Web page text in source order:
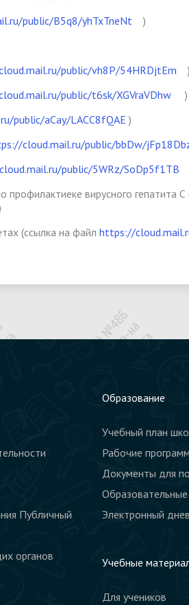
public/B5q8/yhTxTneNt )
public/vh8P/54HRDjtEm )
public/t6sk/XGVraVDhw )
public/aCay/LACC8fQAE )
cloud.mail.ru/public/bbDw/
public/5WRz/SoDp5f1TB
вирусного гепатита
(ссылка на файл https://
Публичный
органов
Образование
Учебный план
Рабочие
Документы для
Электронный
Учебные
Для учеников